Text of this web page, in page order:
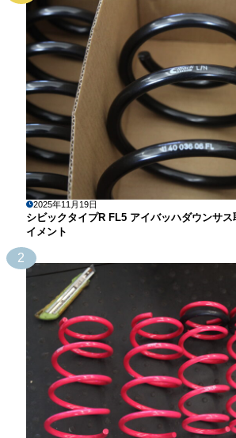
2025年11月19日
シビックタイプR FL5 アイバッハダウンサ
イメント
2